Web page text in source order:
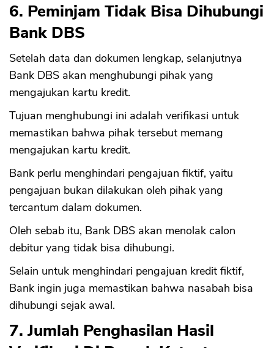
6. Peminjam Tidak Bisa Dihubungi
Bank DBS
Setelah data dan dokumen lengkap, selanjutnya
Bank DBS akan menghubungi pihak yang
mengajukan kartu kredit.
Tujuan menghubungi ini adalah verifikasi untuk
memastikan bahwa pihak tersebut memang
mengajukan kartu kredit.
Bank perlu menghindari pengajuan fiktif, yaitu
pengajuan bukan dilakukan oleh pihak yang
tercantum dalam dokumen.
Oleh sebab itu, Bank DBS akan menolak calon
debitur yang tidak bisa dihubungi.
Selain untuk menghindari pengajuan kredit fiktif,
Bank ingin juga memastikan bahwa nasabah bisa
dihubungi sejak awal.
7. Jumlah Penghasilan Hasil